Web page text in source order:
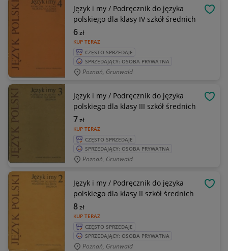
Język i my / Podręcznik do języka
polskiego dla klasy IV szkół średnich
KUP TERAZ
6zł
CZĘSTO SPRZEDAJE
SPRZEDAJĄCY: OSOBA PRYWATNA
Poznań, Grunwald
Język i my / Podręcznik do języka
polskiego dla klasy III szkół średnich
KUP TERAZ
7zł
CZĘSTO SPRZEDAJE
SPRZEDAJĄCY: OSOBA PRYWATNA
Poznań, Grunwald
Język i my / Podręcznik do języka
polskiego dla klasy II szkół średnich
KUP TERAZ
8zł
CZĘSTO SPRZEDAJE
SPRZEDAJĄCY: OSOBA PRYWATNA
Poznań, Grunwald